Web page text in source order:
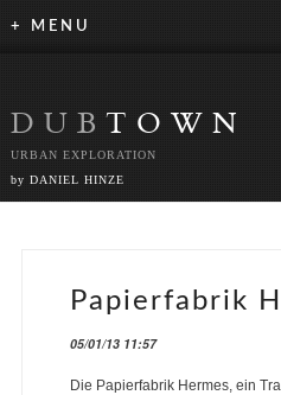
+ MENU
DUB TOWN
URBAN EXPLORATION
by DANIEL HINZE
Papierfabrik
05/01/13 11:57
Die Papierfabrik Hermes, ein